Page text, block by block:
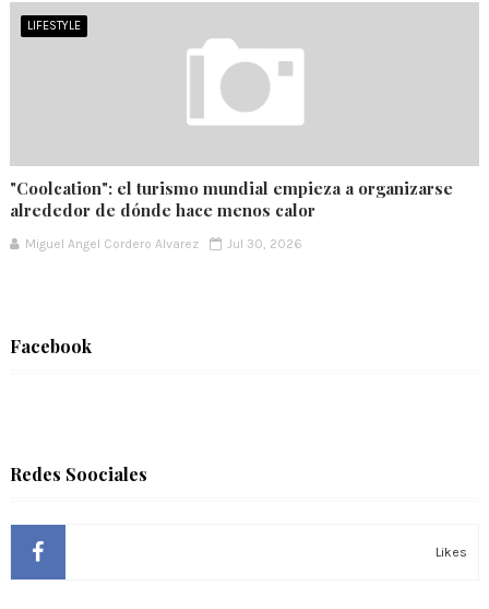
LIFESTYLE
"Coolcation": el turismo mundial empieza a organizarse
alrededor de dónde hace menos calor
Miguel Angel Cordero Alvarez Jul 30, 2026
Facebook
Redes Soociales
Likes